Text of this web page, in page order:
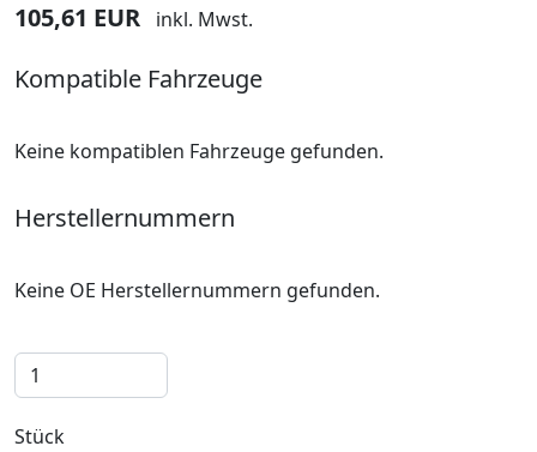
105,61 EUR inkl. Mwst.
Kompatible Fahrzeuge
Keine kompatiblen Fahrzeuge gefunden.
Herstellernummern
Keine OE Herstellernummern gefunden.
Stück